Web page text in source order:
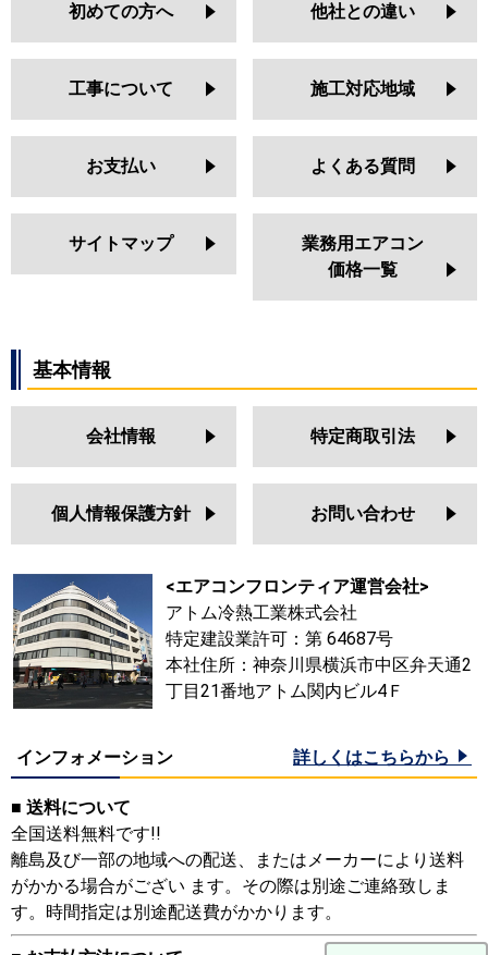
初めての方へ 他社との違い
工事について 施工対応地域
お支払い よくある質問
サイトマップ
業務用エアコン
価格一覧
基本情報
会社情報 特定商取引法
個人情報保護方針 お問い合わせ
<エアコンフロンティア運営会社>
アトム冷熱工業株式会社
特定建設業許可：第 64687号
本社住所：神奈川県横浜市中区弁天通2
丁目21番地アトム関内ビル4Ｆ
インフォメーション 詳しくはこちらから
■ 送料について
全国送料無料です!!
離島及び一部の地域への配送、またはメーカーにより送料
がかかる場合がござい ます。その際は別途ご連絡致しま
す。時間指定は別途配送費がかかります。